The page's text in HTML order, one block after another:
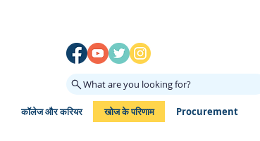
What are you looking for?
कॉलेज और करियर खोज के परिणाम Procurement